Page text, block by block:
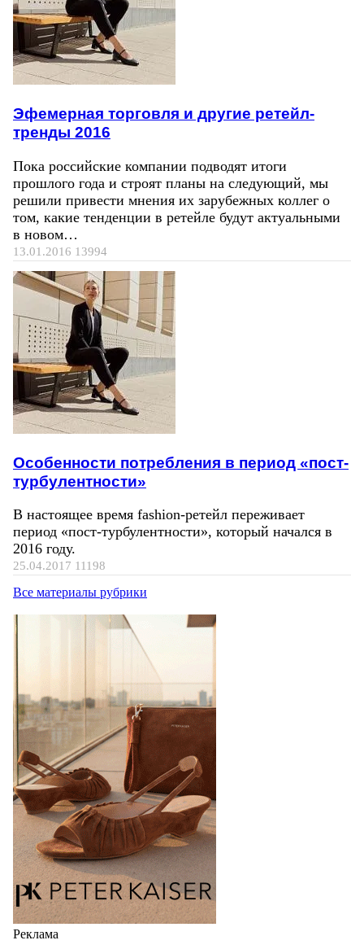
Эфемерная торговля и другие ретейл-
тренды 2016
Пока российские компании подводят итоги
прошлого года и строят планы на следующий, мы
решили привести мнения их зарубежных коллег о
том, какие тенденции в ретейле будут актуальными
в новом…
13.01.2016 13994
Особенности потребления в период «пост-
турбулентности»
В настоящее время fashion-ретейл переживает
период «пост-турбулентности», который начался в
2016 году.
25.04.2017 11198
Все материалы рубрики
Реклама